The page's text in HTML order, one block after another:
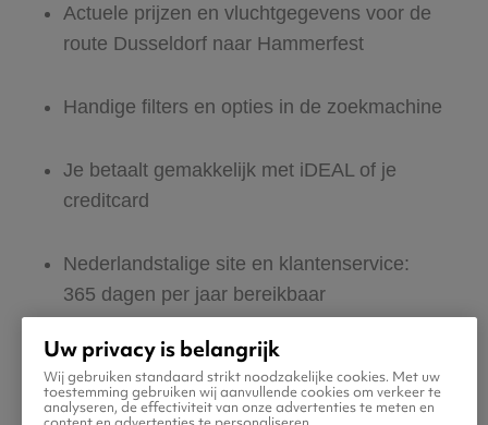
Actuele prijzen en vluchtgegevens voor de
route Dusseldorf naar Hammerfest
Handige filters en opties in de zoekmachine
Je betaalt gemakkelijk met iDEAL of je
creditcard
Nederlandstalige site en klantenservice:
365 dagen per jaar bereikbaar
Zeker van veilig boeken en betalen
Boek ook direct een hotel of huurauto voor
Uw privacy is belangrijk
Wij gebruiken standaard strikt noodzakelijke cookies. Met uw
toestemming gebruiken wij aanvullende cookies om verkeer te
analyseren, de effectiviteit van onze advertenties te meten en